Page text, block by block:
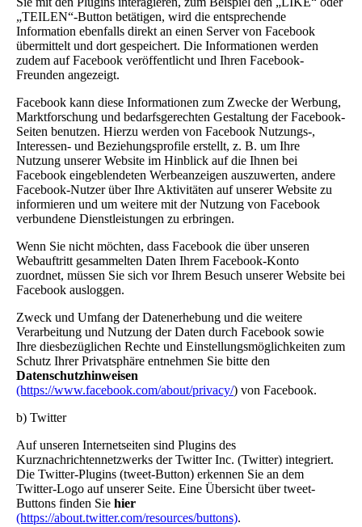
„TEILEN“-Button betätigen, wird die entsprechende
Information ebenfalls direkt an einen Server von Facebook
übermittelt und dort gespeichert. Die Informationen werden
zudem auf Facebook veröffentlicht und Ihren Facebook-
Freunden angezeigt.
Facebook kann diese Informationen zum Zwecke der Werbung,
Marktforschung und bedarfsgerechten Gestaltung der Facebook-
Seiten benutzen. Hierzu werden von Facebook Nutzungs-,
Interessen- und Beziehungsprofile erstellt, z. B. um Ihre
Nutzung unserer Website im Hinblick auf die Ihnen bei
Facebook eingeblendeten Werbeanzeigen auszuwerten, andere
Facebook-Nutzer über Ihre Aktivitäten auf unserer Website zu
informieren und um weitere mit der Nutzung von Facebook
verbundene Dienstleistungen zu erbringen.
Wenn Sie nicht möchten, dass Facebook die über unseren
Webauftritt gesammelten Daten Ihrem Facebook-Konto
zuordnet, müssen Sie sich vor Ihrem Besuch unserer Website bei
Facebook ausloggen.
Zweck und Umfang der Datenerhebung und die weitere
Verarbeitung und Nutzung der Daten durch Facebook sowie
Ihre diesbezüglichen Rechte und Einstellungsmöglichkeiten zum
Schutz Ihrer Privatsphäre entnehmen Sie bitte den
Datenschutzhinweisen
(https://www.facebook.com/about/privacy/) von Facebook.
b) Twitter
Auf unseren Internetseiten sind Plugins des
Kurznachrichtennetzwerks der Twitter Inc. (Twitter) integriert.
Die Twitter-Plugins (tweet-Button) erkennen Sie an dem
Twitter-Logo auf unserer Seite. Eine Übersicht über tweet-
Buttons finden Sie hier
(https://about.twitter.com/resources/buttons).